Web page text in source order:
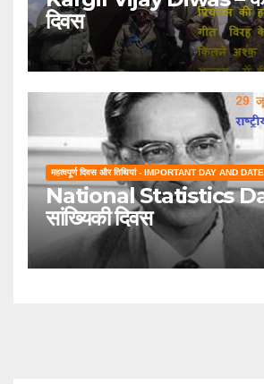
दिवस
महत्वपूर्ण दिवस और तिथियां - IMPORTANT DAY AND
National Statistics Day
सांख्यिकी दिवस